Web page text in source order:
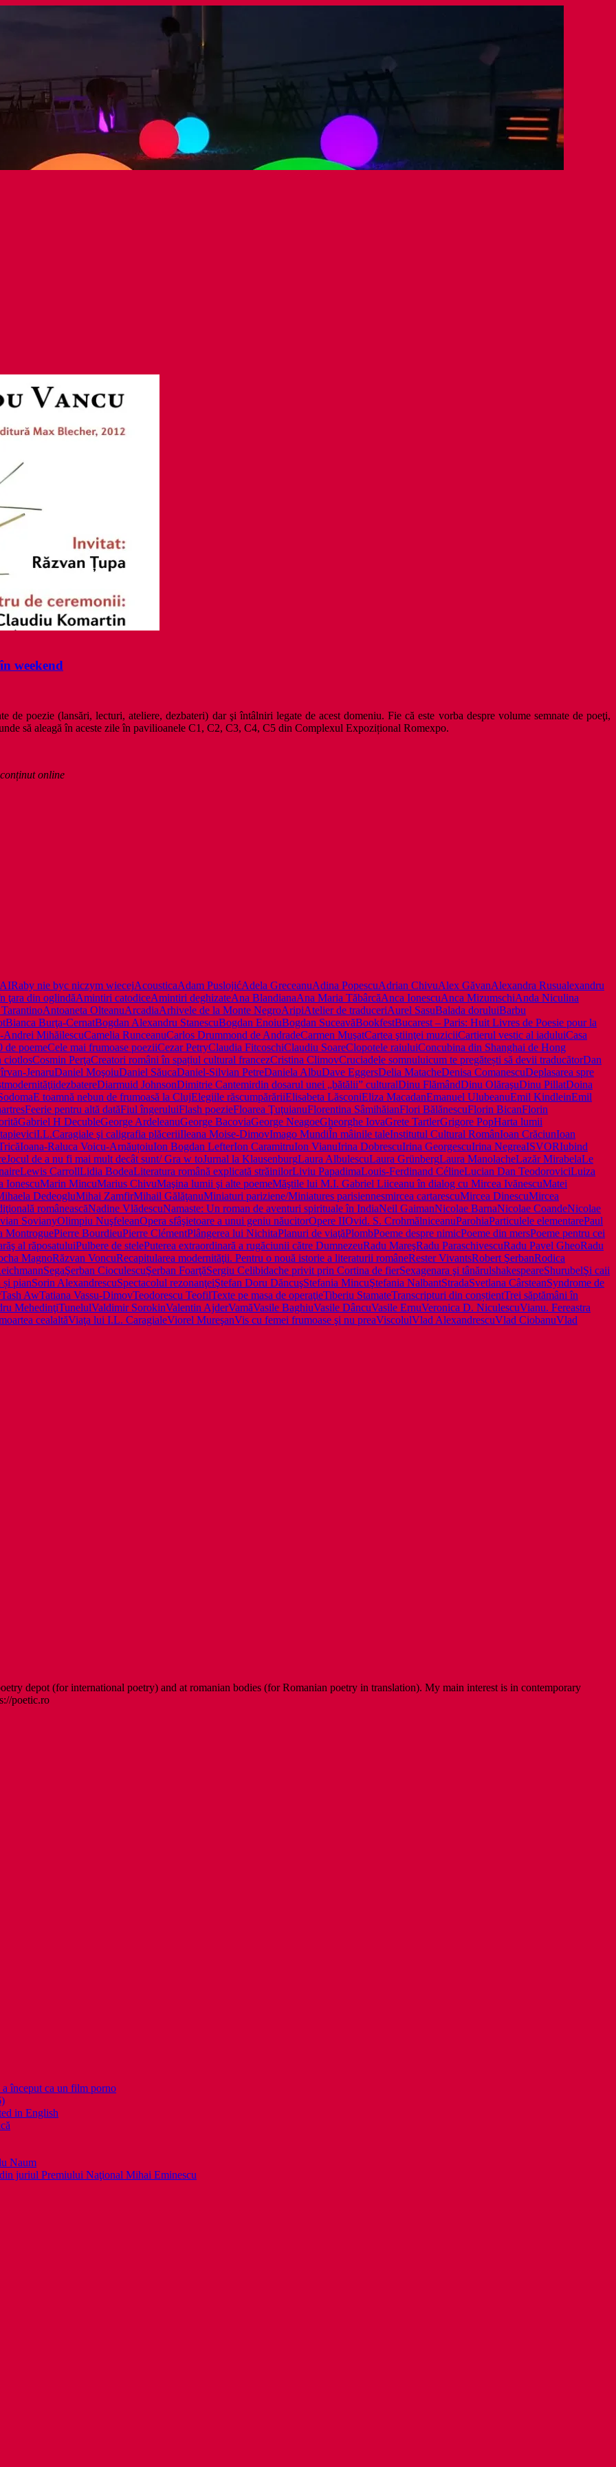
weekend
de poezie (lansări, lecturi, ateliere, dezbateri) dar şi întâlniri legate de acest domeniu. Fie că este vorba despre volume semnate de poeţi,
să aleagă în aceste zile în pavilioanele C1, C2, C3, C4, C5 din Complexul Expozițional Romexpo.
online
aby nie byc niczym wiecejAcousticaAdam PuslojićAdela GreceanuAdina PopescuAdrian ChivuAlex GăvanAlexandra Rusualexandru
ţara din oglindăAmintiri catodiceAmintiri deghizateAna BlandianaAna Maria TăbârcăAnca IonescuAnca MizumschiAnda Niculina
Antoaneta OlteanuArcadiaArhivele de la Monte NegroAripiAtelier de traduceriAurel SasuBalada doruluiBarbu
Bianca Burţa-CernatBogdan Alexandru StanescuBogdan EnoiuBogdan SuceavăBookfestBucarest – Paris: Huit Livres de Poesie pour la
Andrei MihăilescuCamelia RunceanuCarlos Drummond de AndradeCarmen MuşatCartea ştiinţei muziciiCartierul vestic al iaduluiCasa
de poemeCele mai frumoase poeziiCezar PetryClaudia FitcoschiClaudiu SoareClopotele raiuluiConcubina din Shanghai de Hong
ciotlosCosmin PerţaCreatori români în spațiul cultural francezCristina ClimovCruciadele somnuluicum te pregătești să devii traducătorDan
JenaruDaniel MoşoiuDaniel SăucaDaniel-Silvian PetreDaniela AlbuDave EggersDelia MatacheDenisa ComanescuDeplasarea spre
dezbatereDiarmuid JohnsonDimitrie Cantemirdin dosarul unei „bătălii” culturalDinu FlămândDinu OlăraşuDinu PillatDoina
E toamnă nebun de frumoasă la ClujElegiile răscumpărăriiElisabeta LăsconiEliza MacadanEmanuel UlubeanuEmil KindleinEmil
Feerie pentru altă datăFiul îngeruluiFlash poezieFloarea ŢuţuianuFlorentina SâmihăianFlori BălănescuFlorin BicanFlorin
Gabriel H DecubleGeorge ArdeleanuGeorge BacoviaGeorge NeagoeGheorghe IovaGrete TartlerGrigore PopHarta lumii
I.L.Caragiale şi caligrafia plăceriiIleana Moise-DimovImago MundiÎn mâinile taleInstitutul Cultural RomânIoan CrăciunIoan
Ioana-Raluca Voicu-ArnăuțoiuIon Bogdan LefterIon CaramitruIon VianuIrina DobrescuIrina GeorgescuIrina NegreaISVORIubind
Jocul de a nu fi mai mult decât sunt/ Gra w toJurnal la KlausenburgLaura AlbulescuLaura GrünbergLaura ManolacheLazăr MirabelaLe
Lewis CarrollLidia BodeaLiteratura română explicată străinilorLiviu PapadimaLouis-Ferdinand CélineLucian Dan TeodoroviciLuiza
IonescuMarin MincuMarius ChivuMaşina lumii şi alte poemeMăştile lui M.I. Gabriel Liiceanu în dialog cu Mircea IvănescuMatei
DedeogluMihai ZamfirMihail GălăţanuMiniaturi pariziene/Miniatures parisiennesmircea cartarescuMircea DinescuMircea
româneascăNadine VlădescuNamaste: Un roman de aventuri spirituale în IndiaNeil GaimanNicolae BarnaNicolae CoandeNicolae
SovianyOlimpiu NuşfeleanOpera sfâşietoare a unui geniu năucitorOpere IIOvid. S. CrohmălniceanuParohiaParticulele elementarePaul
MontroguePierre BourdieuPierre ClémentPlângerea lui NichitaPlanuri de viaţăPlombPoeme despre nimicPoeme din mersPoeme pentru cei
al răposatuluiPulbere de stelePuterea extraordinară a rugăciunii către DumnezeuRadu MareşRadu ParaschivescuRadu Pavel GheoRadu
MagnoRăzvan VoncuRecapitularea modernităţii. Pentru o nouă istorie a literaturii româneRester VivantsRobert ŞerbanRodica
SegaŞerban CioculescuŞerban FoarţăSergiu Celibidache privit prin Cortina de fierSexagenara şi tânărulshakespeareShurubelŞi caii
și pianSorin AlexandrescuSpectacolul rezonanţeiŞtefan Doru DăncuşStefania MincuŞtefania NalbantStradaSvetlana CârsteanSyndrome de
Tash AwTatiana Vassu-DimovTeodorescu TeofilTexte pe masa de operaţieTiberiu StamateTranscripturi din conștientTrei săptămâni în
MehedinţiTunelulValdimir SorokinValentin AjderVamăVasile BaghiuVasile DâncuVasile ErnuVeronica D. NiculescuVianu. Fereastra
cealaltăViaţa lui I.L. CaragialeViorel MureşanVis cu femei frumoase şi nu preaViscolulVlad AlexandrescuVlad CiobanuVlad
depot (for international poetry) and at romanian bodies (for Romanian poetry in translation). My main interest is in contemporary
poetic.ro
început ca un film porno
in English
Naum
juriul Premiului Naţional Mihai Eminescu